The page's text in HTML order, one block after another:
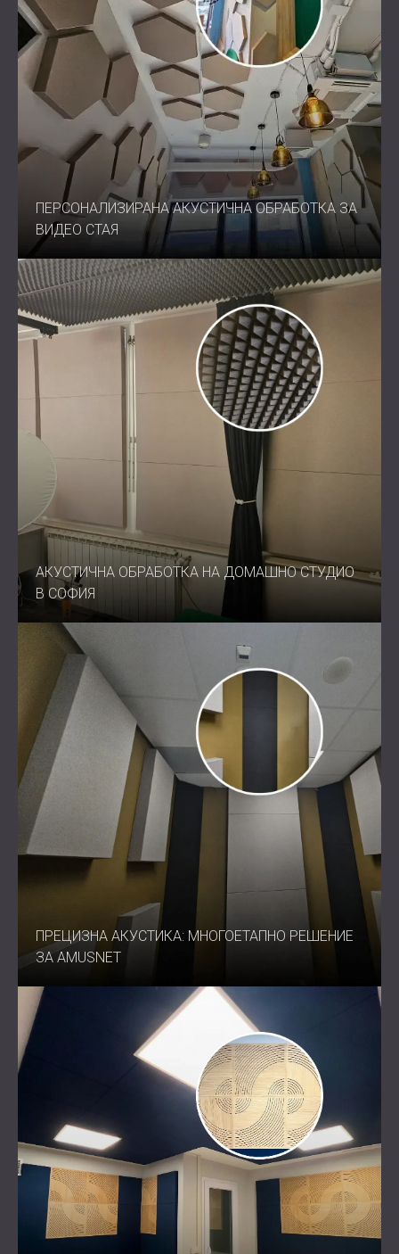
ПЕРСОНАЛИЗИРАНА АКУСТИЧНА ОБРАБОТКА ЗА
ВИДЕО СТАЯ
АКУСТИЧНА ОБРАБОТКА НА ДОМАШНО СТУДИО
В СОФИЯ
ПРЕЦИЗНА АКУСТИКА: МНОГОЕТАПНО РЕШЕНИЕ
ЗА AMUSNET